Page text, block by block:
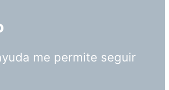
me permite seguir